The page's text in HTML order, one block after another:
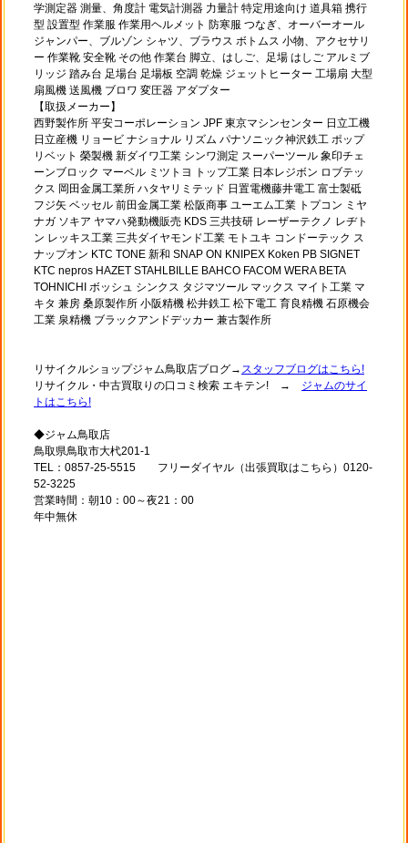
学測定器 測量、角度計 電気計測器 力量計 特定用途向け 道具箱 携行
型 設置型 作業服 作業用ヘルメット 防寒服 つなぎ、オーバーオール
ジャンパー、ブルゾン シャツ、ブラウス ボトムス 小物、アクセサリ
ー 作業靴 安全靴 その他 作業台 脚立、はしご、足場 はしご アルミブ
リッジ 踏み台 足場台 足場板 空調 乾燥 ジェットヒーター 工場扇 大型
扇風機 送風機 ブロワ 変圧器 アダプター
【取扱メーカー】
西野製作所 平安コーポレーション JPF 東京マシンセンター 日立工機
日立産機 リョービ ナショナル リズム パナソニック神沢鉄工 ポップ
リベット 榮製機 新ダイワ工業 シンワ測定 スーパーツール 象印チェ
ーンブロック マーベル ミツトヨ トップ工業 日本レジボン ロブテッ
クス 岡田金属工業所 ハタヤリミテッド 日置電機藤井電工 富士製砥
フジ矢 ベッセル 前田金属工業 松阪商事 ユーエム工業 トプコン ミヤ
ナガ ソキア ヤマハ発動機販売 KDS 三共技研 レーザーテクノ レヂト
ン レッキス工業 三共ダイヤモンド工業 モトユキ コンドーテック ス
ナップオン KTC TONE 新和 SNAP ON KNIPEX Koken PB SIGNET
KTC nepros HAZET STAHLBILLE BAHCO FACOM WERA BETA
TOHNICHI ボッシュ シンクス タジマツール マックス マイト工業 マ
キタ 兼房 桑原製作所 小阪精機 松井鉄工 松下電工 育良精機 石原機会
工業 泉精機 ブラックアンドデッカー 兼古製作所
リサイクルショップジャム鳥取店ブログ→ スタッフブログはこちら!
リサイクル・中古買取りの口コミ検索 エキテン! → ジャムのサイ
トはこちら!
◆ジャム鳥取店
鳥取県鳥取市大杙201-1
TEL：0857-25-5515 フリーダイヤル（出張買取はこちら）0120-
52-3225
営業時間：朝10：00～夜21：00
年中無休